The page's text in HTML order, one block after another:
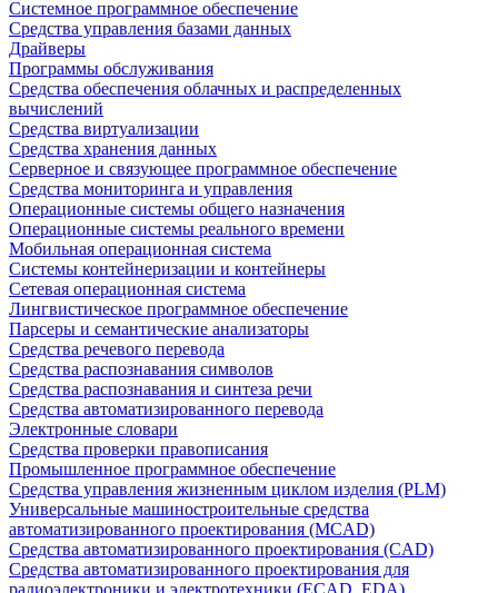
Системное программное обеспечение
Средства управления базами данных
Драйверы
Программы обслуживания
Средства обеспечения облачных и распределенных
вычислений
Средства виртуализации
Средства хранения данных
Серверное и связующее программное обеспечение
Средства мониторинга и управления
Операционные системы общего назначения
Операционные системы реального времени
Мобильная операционная система
Системы контейнеризации и контейнеры
Сетевая операционная система
Лингвистическое программное обеспечение
Парсеры и семантические анализаторы
Средства речевого перевода
Средства распознавания символов
Средства распознавания и синтеза речи
Средства автоматизированного перевода
Электронные словари
Средства проверки правописания
Промышленное программное обеспечение
Средства управления жизненным циклом изделия (PLM)
Универсальные машиностроительные средства
автоматизированного проектирования (MCAD)
Средства автоматизированного проектирования (CAD)
Средства автоматизированного проектирования для
радиоэлектроники и электротехники (ECAD, EDA)